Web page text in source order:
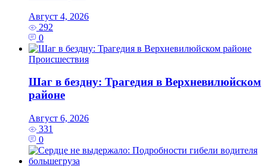
Август 4, 2026
292
0
Происшествия
Шаг в бездну: Трагедия в Верхневилюйском
районе
Август 6, 2026
331
0